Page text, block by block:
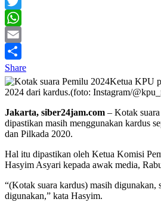
Twitter
WhatsApp
Email
Share
Ketua KPU
2024 dari kardus.(foto: Instagram/
Jakarta, siber24jam.com – Kotak
dipastikan masih menggunakan kardus
dan Pilkada 2020.
Hal itu dipastikan oleh Ketua Komisi
Hasyim Asyari kepada awak media,
“(Kotak suara kardus) masih digunakan,
digunakan,” kata Hasyim.